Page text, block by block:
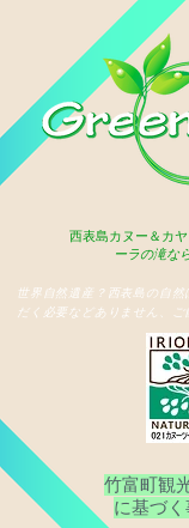
西表島カヌー＆カ
ーラの滝な
竹富町観
に基づ
世界自然遺産？西表島の自然
だく必要などありません、ご